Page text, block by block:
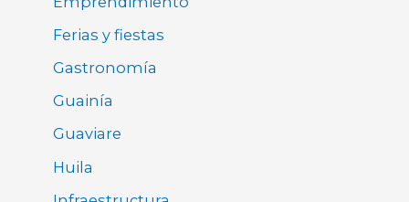
Ferias y fiestas
Gastronomía
Guainía
Guaviare
Huila